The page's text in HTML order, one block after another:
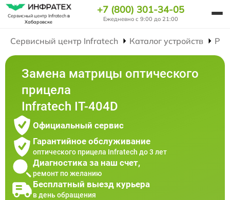
Сервисный центр Infratechв
Хабаровске
+7 (800) 301-34-05
Ежедневно с 9:00 до 21:00
Сервисный центр Infratech Каталог устройств
Замена матрицы оптического
прицела
Infratech IT-404D
Официальный сервис
Гарантийное обслуживание
оптического прицела Infratech до 3 лет
Диагностика за наш счет,
ремонт по желанию
Бесплатный выезд курьера
в день обращения